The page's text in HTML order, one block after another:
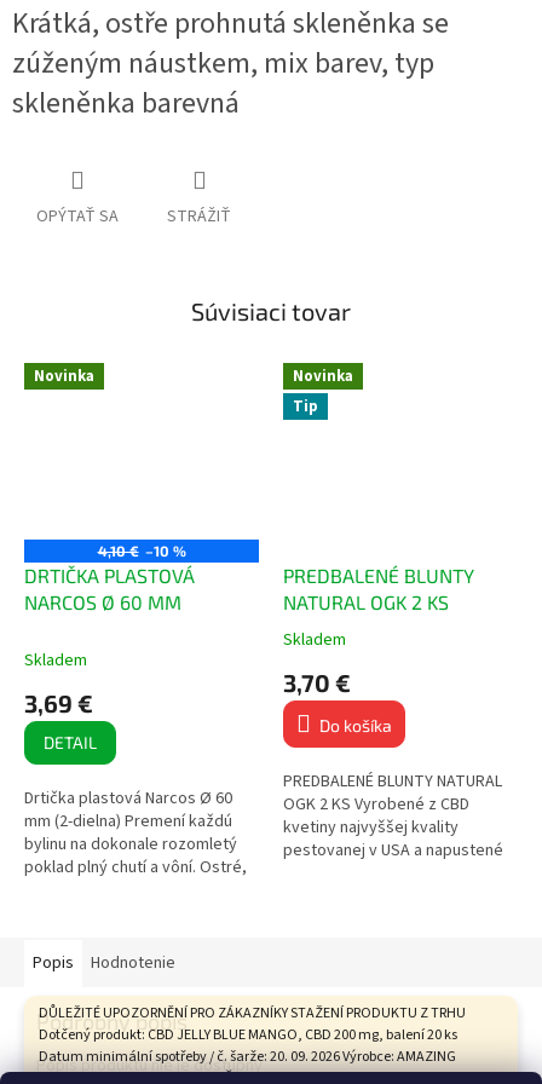
DŮLEŽITÉ UPOZORNĚNÍ PRO ZÁKAZNÍKY STAŽENÍ PRODUKTU Z TRHU
Dotčený produkt: CBD JELLY BLUE MANGO, CBD 200 mg, balení 20 ks
Datum minimální spotřeby / č. šarže: 20. 09. 2026 Výrobce: AMAZING
HEALTH CARE s.r.o., Tovární 9, České Budějovice Státní zemědělská a
Krátká, ostře prohnutá skleněnka se
zúženým náustkem, mix barev, typ
skleněnka barevná
OPÝTAŤ SA STRÁŽIŤ
Súvisiaci tovar
Novinka
4,10 € –10 %
DRTIČKA PLASTOVÁ
NARCOS Ø 60 MM
Skladem
3,69 €
DETAIL
Drtička plastová Narcos Ø 60
mm (2-dielna) Premení každú
bylinu na dokonale rozomletý
poklad plný chutí a vôní. Ostré,
Novinka
Tip
PREDBALENÉ BLUNTY
NATURAL OGK 2 KS
Priemerné
produktu
je
5,0
5
hviezdičiek.
Skladem
3,70 €
Do košíka
PREDBALENÉ BLUNTY NATURAL
OGK 2 KS Vyrobené z CBD
kvetiny najvyššej kvality
pestovanej v USA a napustené
Popis
Hodnotenie
Podrobný popis
Popis produktu nie je dostupný